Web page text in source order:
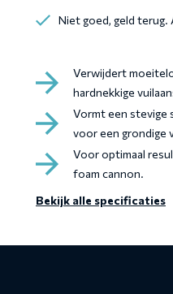
Niet goed, geld terug.
Verwijdert
hardnekkige
Vormt een stevige
voor een grondige
Voor optimaal
foam cannon.
Bekijk alle specificaties